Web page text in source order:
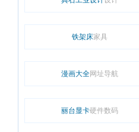
铁架床家具
漫画大全网址导航
丽台显卡硬件数码